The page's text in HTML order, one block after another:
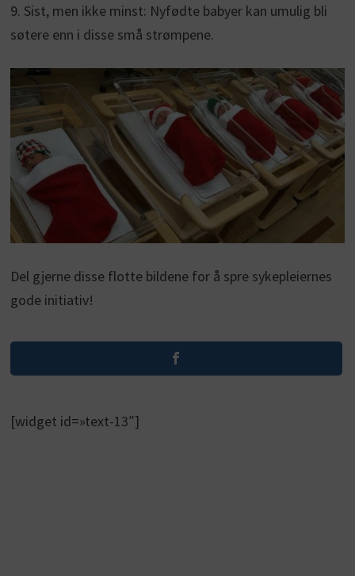
9. Sist, men ikke minst: Nyfødte babyer kan umulig bli
søtere enn i disse små strømpene.
Del gjerne disse flotte bildene for å spre sykepleiernes
gode initiativ!
[widget id=»text-13″]